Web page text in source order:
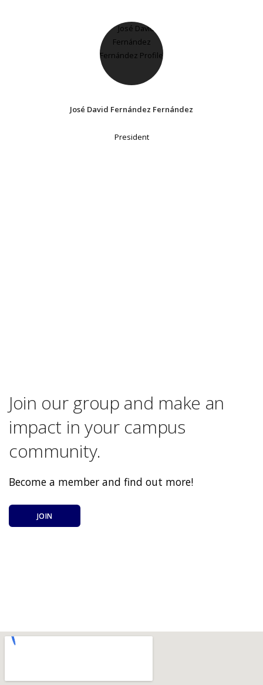
José David Fernández Fernández
President
Join our group and make an
impact in your campus
community.
Become a member and find out more!
JOIN